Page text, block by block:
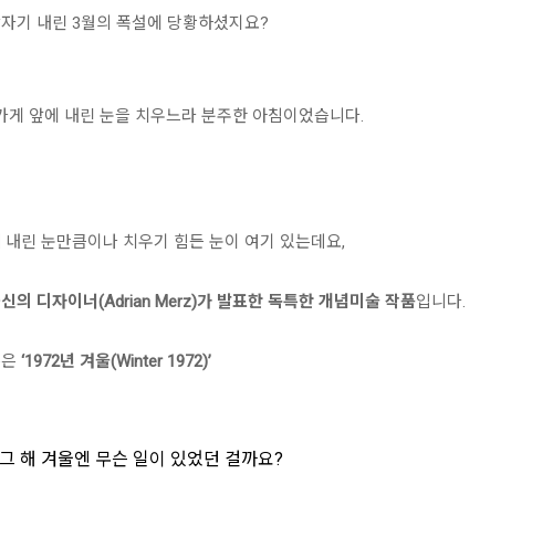
기 내린 3월의 폭설에 당황하셨지요?
게 앞에 내린 눈을 치우느라 분주한 아침이었습니다.
내린 눈만큼이나 치우기 힘든 눈이 여기 있는데요,
의 디자이너(Adrian Merz)가 발표한 독특한 개념미술 작품입니다.
‘1972년 겨울(Winter 1972)’
해 겨울엔 무슨 일이 있었던 걸까요?